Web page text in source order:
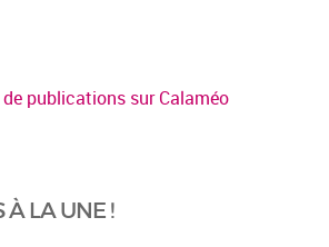
publications sur Calaméo
À LA UNE !